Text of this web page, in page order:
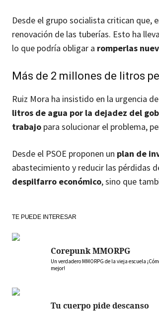
Desde el grupo socialista critican que,
renovación de las tuberías. Esto ha
lo que podría obligar a romperlas
Más de 2 millones de litros
Ruiz Mora ha insistido en la urgencia
litros de agua por la dejadez del
trabajo para solucionar el problema,
Desde el PSOE proponen un plan de
abastecimiento y reducir las pérdidas
despilfarro económico, sino que
TE PUEDE INTERESAR
Corepunk MMORPG
Un verdadero MMORPG de la vieja escuela
mejor!
Tu cuerpo pide descanso